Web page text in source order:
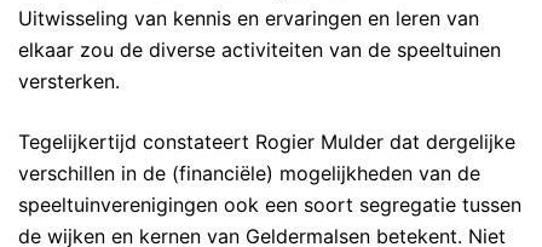
Uitwisseling van kennis en ervaringen en leren van
elkaar zou de diverse activiteiten van de speeltuinen
versterken.
Tegelijkertijd constateert Rogier Mulder dat dergelijke
verschillen in de (financiële) mogelijkheden van de
speeltuinverenigingen ook een soort segregatie tussen
de wijken en kernen van Geldermalsen betekent. Niet